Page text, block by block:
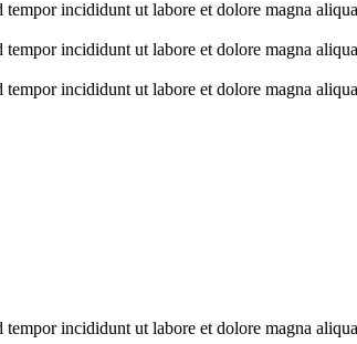
incididunt ut labore et dolore magna
incididunt ut labore et dolore magna
incididunt ut labore et dolore magna
incididunt ut labore et dolore magna